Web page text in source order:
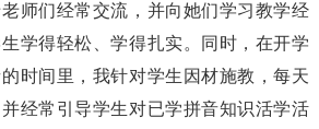
师们经常交流，并向她们学习教学经
学得轻松、学得扎实。同时，在开学
时间里，我针对学生因材施教，每天
经常引导学生对已学拼音知识活学活